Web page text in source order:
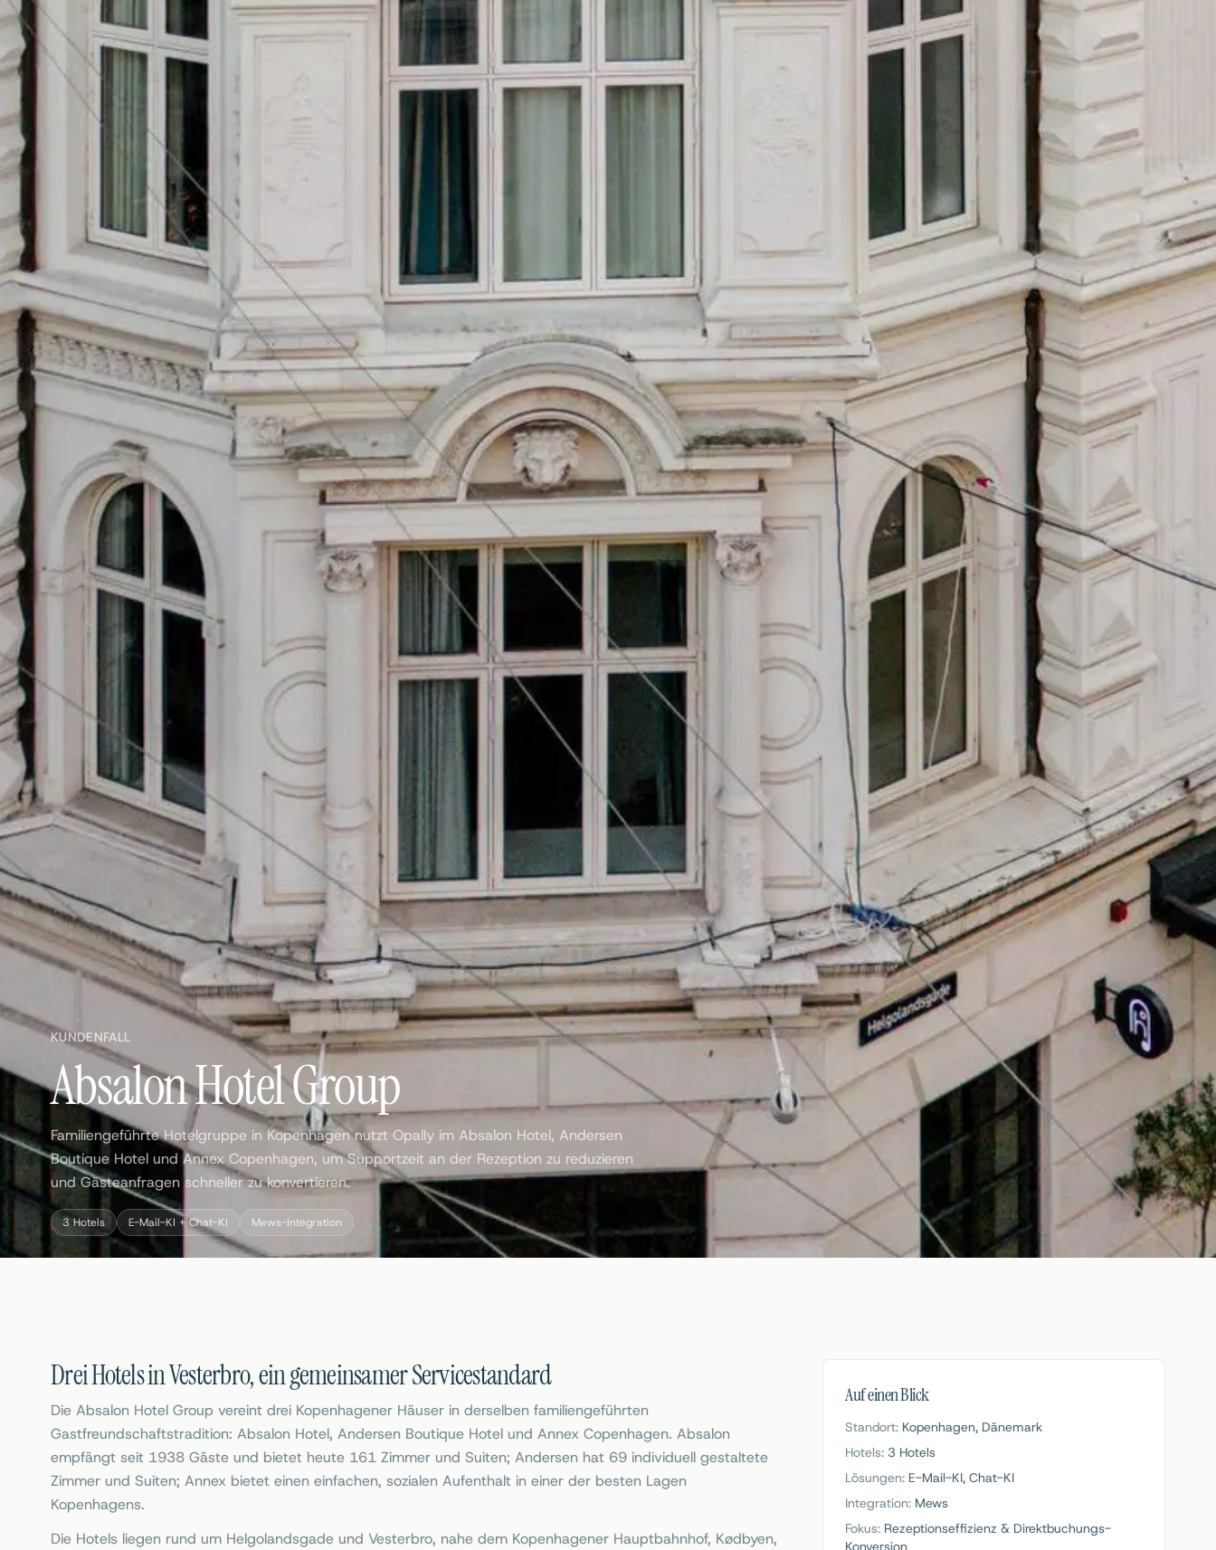
KUNDENFALL
Absalon Hotel Group
Familiengeführte Hotelgruppe in Kopenhagen nutzt Opally im Absalon Hotel, Andersen
Boutique Hotel und Annex Copenhagen, um Supportzeit an der Rezeption zu reduzieren
und Gästeanfragen schneller zu konvertieren.
3 Hotels E-Mail-KI + Chat-KI Mews-Integration
Drei Hotels in Vesterbro, ein gemeinsamer Servicestandard
Die Absalon Hotel Group vereint drei Kopenhagener Häuser in derselben familiengeführten
Gastfreundschaftstradition: Absalon Hotel, Andersen Boutique Hotel und Annex Copenhagen. Absalon
empfängt seit 1938 Gäste und bietet heute 161 Zimmer und Suiten; Andersen hat 69 individuell gestaltete
Zimmer und Suiten; Annex bietet einen einfachen, sozialen Aufenthalt in einer der besten Lagen
Kopenhagens.
Die Hotels liegen rund um Helgolandsgade und Vesterbro, nahe dem Kopenhagener Hauptbahnhof, Kødbyen,
Auf einen Blick
Standort: Kopenhagen, Dänemark
Hotels: 3 Hotels
Lösungen: E-Mail-KI, Chat-KI
Integration: Mews
Fokus: Rezeptionseffizienz & Direktbuchungs-
Konversion